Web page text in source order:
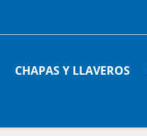
CHAPAS Y LLAVEROS